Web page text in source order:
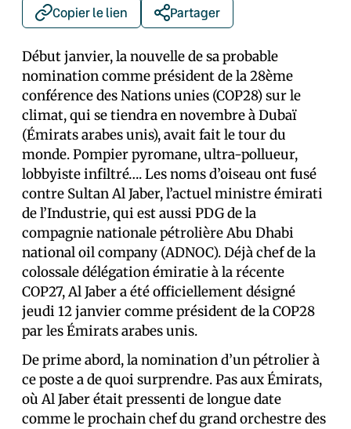
Copier le lien Partager
Début janvier, la nouvelle de sa probable
nomination comme président de la 28ème
conférence des Nations unies (COP28) sur le
climat, qui se tiendra en novembre à Dubaï
(Émirats arabes unis), avait fait le tour du
monde. Pompier pyromane, ultra-pollueur,
lobbyiste infiltré…. Les noms d’oiseau ont fusé
contre Sultan Al Jaber, l’actuel ministre émirati
de l’Industrie, qui est aussi PDG de la
compagnie nationale pétrolière Abu Dhabi
national oil company (ADNOC). Déjà chef de la
colossale délégation émiratie à la récente
COP27, Al Jaber a été officiellement désigné
jeudi 12 janvier comme président de la COP28
par les Émirats arabes unis.
De prime abord, la nomination d’un pétrolier à
ce poste a de quoi surprendre. Pas aux Émirats,
où Al Jaber était pressenti de longue date
comme le prochain chef du grand orchestre des